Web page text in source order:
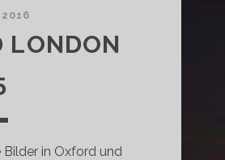
2016
LONDON
Bilder in Oxford und